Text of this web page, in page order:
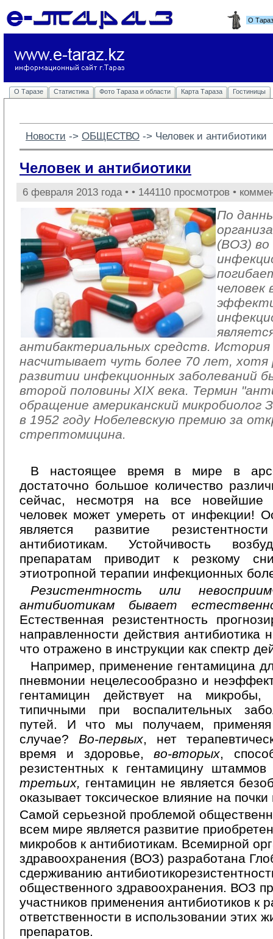
О
О Таразе Статистика Фото Тараза и области Карта Тараза Гостиницы
Новости -> ОБЩЕСТВО -> Человек и антибиотики
Человек и антибиотики
6 февраля 2013 года • • 144110 просмотров •
По
(ВОЗ) во
человек
антибактериальных средств.
насчитывает чуть более 70 лет, хотя
развитии инфекционных заболеваний
второй половины XIX века. Термин
обращение американский микробиолог
в 1952 году Нобелевскую премию за
стрептомицина.
В настоящее время в мире в
достаточно большое количество
сейчас, несмотря на все новейшие
человек может умереть от инфекции!
является развитие
антибиотикам. Устойчивость
препаратам приводит к резкому
этиотропной терапии инфекционных
Резистентность или
антибиотикам бывает
Естественная резистентность
направленности действия
что отражено в инструкции как спектр
Например, применение гентамицина
пневмонии нецелесообразно и
гентамицин действует на
типичными при воспалительных
путей. И что мы получаем,
случае? Во-первых, нет
время и здоровье,во-вторых,
резистентных к гентамицину
третьих, гентамицин не является
оказывает токсическое влияние на
Самой серьезной проблемой
всем мире является развитие
микробов к антибиотикам. Всемирной
здравоохранения (ВОЗ) разработана
сдерживанию
общественного здравоохранения. ВОЗ
участников применения антибиотиков к
ответственности в использовании этих
препаратов.